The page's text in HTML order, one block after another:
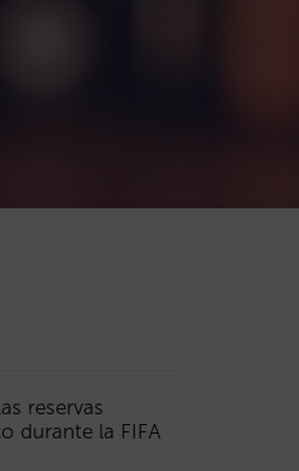
reservas
durante la FIFA